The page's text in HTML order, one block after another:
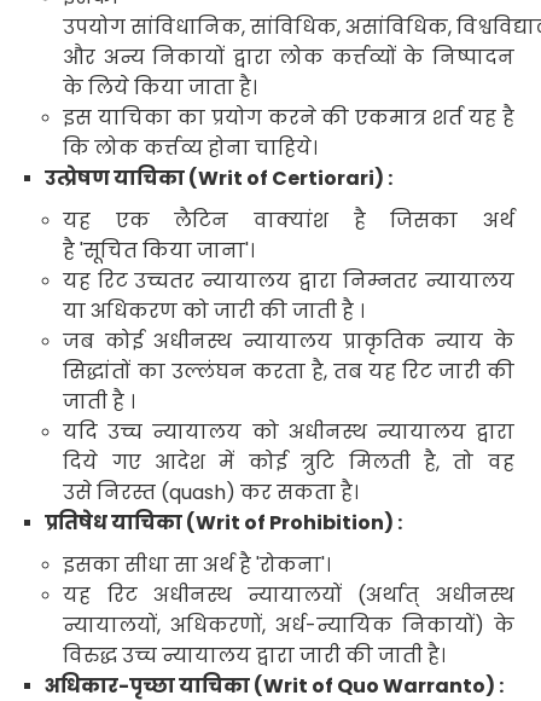
उपयोग सांविधानिक,सांविधिक,असांविधिक,
और अन्य निकायों द्वारा लोक कर्त्तव्यों के निष्पादन
के लिये किया जाता है।
इस याचिका का प्रयोग करने की एकमात्र शर्त यह है
कि लोककर्त्तव्य होना चाहिये।
उत्प्रेषणयाचिका(Writ of Certiorari) :
यह एक लैटिन वाक्यांश है जिसका अर्थ
है'सूचित किया जाना'।
यह रिट उच्चतर न्यायालय द्वारा निम्नतर न्यायालय
या अधिकरणको जारी की जाती है ।
जब कोई अधीनस्थ न्यायालय प्राकृतिक न्याय के
सिद्धांतों का उल्लंघन करता है,तब यह रिट जारी की
जाती है ।
यदि उच्च न्यायालय को अधीनस्थ न्यायालय द्वारा
दिये गए आदेश में कोई त्रुटि मिलती है,तो वह
उसे निरस्त (quash)कर सकता है।
प्रतिषेध याचिका(Writ of Prohibition) :
इसका सीधा सा अर्थ है'रोकना'।
यह रिट अधीनस्थ न्यायालयों (अर्थात् अधीनस्थ
न्यायालयों,अधिकरणों,अर्ध-न्यायिक निकायों) के
विरुद्ध उच्च न्यायालय द्वारा जारी की जाती है।
अधिकार-पृच्छा याचिका(Writ of Quo Warranto) :